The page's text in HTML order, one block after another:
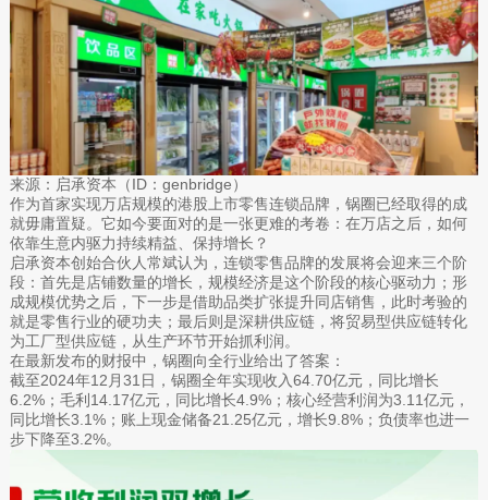
来源：启承资本（ID：genbridge）
作为首家实现万店规模的港股上市零售连锁品牌，锅圈已经取得的成
就毋庸置疑。它如今要面对的是一张更难的考卷：在万店之后，如何
依靠生意内驱力持续精益、保持增长？
启承资本创始合伙人常斌认为，连锁零售品牌的发展将会迎来三个阶
段：首先是店铺数量的增长，规模经济是这个阶段的核心驱动力；形
成规模优势之后，下一步是借助品类扩张提升同店销售，此时考验的
就是零售行业的硬功夫；最后则是深耕供应链，将贸易型供应链转化
为工厂型供应链，从生产环节开始抓利润。
在最新发布的财报中，锅圈向全行业给出了答案：
截至2024年12月31日，锅圈全年实现收入64.70亿元，同比增长
6.2%；毛利14.17亿元，同比增长4.9%；核心经营利润为3.11亿元，
同比增长3.1%；账上现金储备21.25亿元，增长9.8%；负债率也进一
步下降至3.2%。